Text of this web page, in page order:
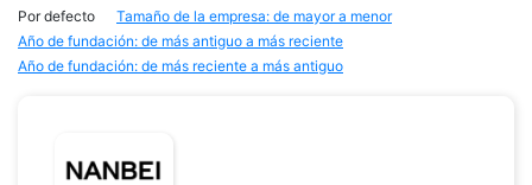
Por defecto
Tamaño de la empresa: de mayor a menor
Año de fundación: de más antiguo a más reciente
Año de fundación: de más reciente a más antiguo